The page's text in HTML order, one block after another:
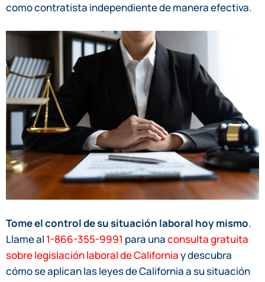
como contratista independiente de manera efectiva.
Tome el control de su situación laboral hoy mismo.
Llame al 1-866-355-9991 para unaconsulta gratuita
sobre legislación laboral de Californiay descubra
cómo se aplican las leyes de California a su situación